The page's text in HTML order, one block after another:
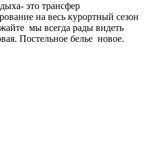
это трансфер
на весь курортный сезон
мы всегда рады видеть
Постельное белье новое.